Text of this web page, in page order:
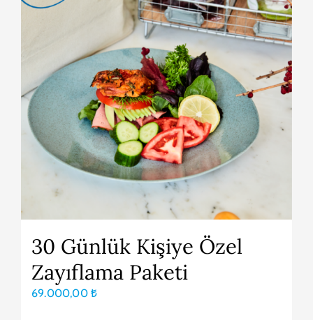
30 Günlük Kişiye Özel
Zayıflama Paketi
69.000,00 ₺